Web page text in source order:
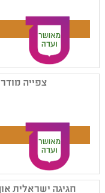
צפייה
חגיגה ישראלית